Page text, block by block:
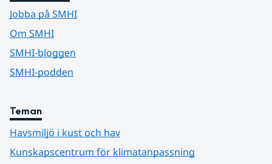
Jobba på SMHI
Om SMHI
SMHI-bloggen
SMHI-podden
Teman
Havsmiljö i kust och hav
Kunskapscentrum för klimatanpassning